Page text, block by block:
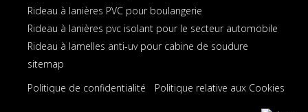
Rideau à lanières PVC pour boulangerie
Rideau à lanières pvc isolant pour le secteur automobile
Rideau à lamelles anti-uv pour cabine de soudure
sitemap
Politique de confidentialité
Politique relative aux Cookies